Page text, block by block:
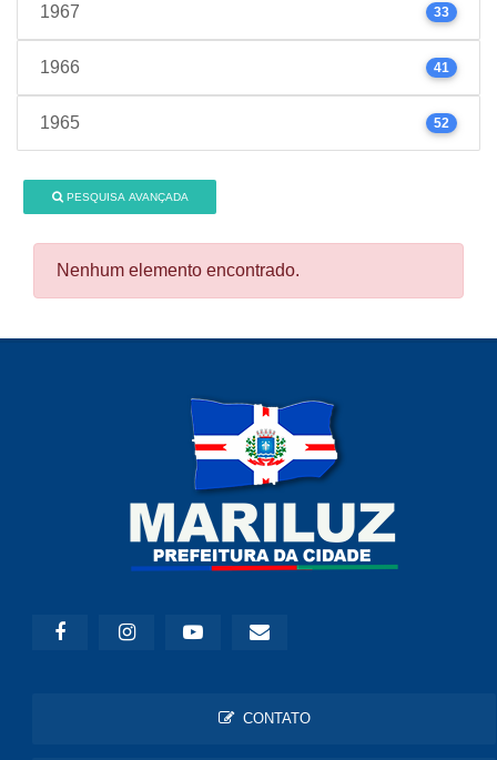
1967 33
1966 41
1965 52
PESQUISA AVANÇADA
Nenhum elemento encontrado.
CONTATO